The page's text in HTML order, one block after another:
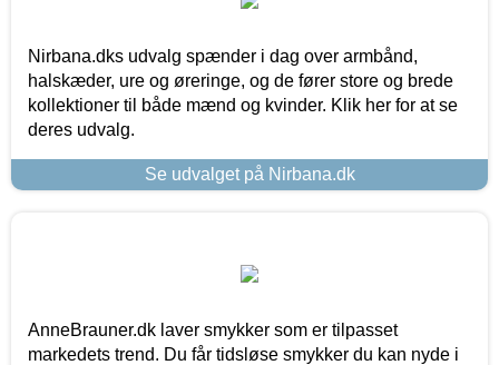
Nirbana.dks udvalg spænder i dag over armbånd,
halskæder, ure og øreringe, og de fører store og brede
kollektioner til både mænd og kvinder. Klik her for at se
deres udvalg.
Se udvalget på Nirbana.dk
AnneBrauner.dk laver smykker som er tilpasset
markedets trend. Du får tidsløse smykker du kan nyde i